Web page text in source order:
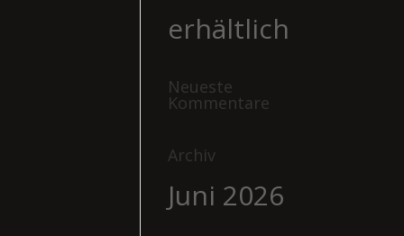
erhältlich
Neueste
Kommentare
Archiv
Juni 2026